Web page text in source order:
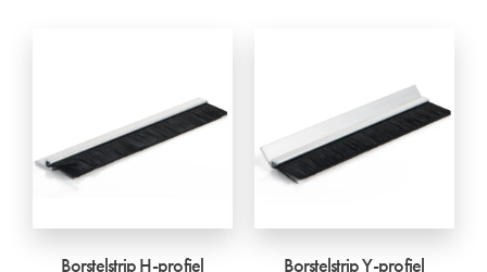
Borstelstrip H-profiel Borstelstrip Y-profiel